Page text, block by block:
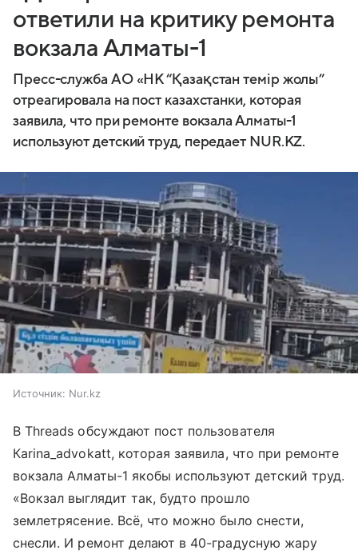
ответили на критику ремонта
вокзала Алматы-1
Пресс-служба АО «НК “Қазақстан темір жолы”
отреагировала на пост казахстанки, которая
заявила, что при ремонте вокзала Алматы-1
используют детский труд, передает NUR.KZ.
Источник: Nur.kz
В Threads обсуждают пост пользователя
Кarina_advokatt, которая заявила, что при ремонте
вокзала Алматы-1 якобы используют детский труд.
«Вокзал выглядит так, будто прошло
землетрясение. Всё, что можно было снести,
снесли. И ремонт делают в 40-градусную жару